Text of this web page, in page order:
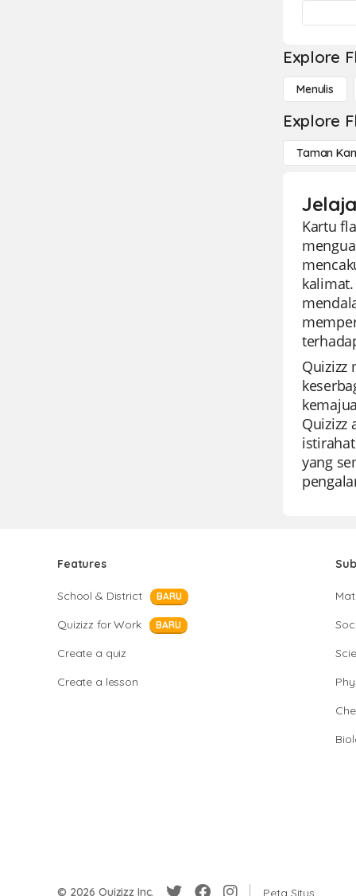
Explore
Menulis
Explore
Taman
Kartu
Quizizz
Quizizz
yang
Features
School & District BARU
Quizizz for Work BARU
Create a quiz
Create a lesson
© 2026 Quizizz Inc. Peta Situs